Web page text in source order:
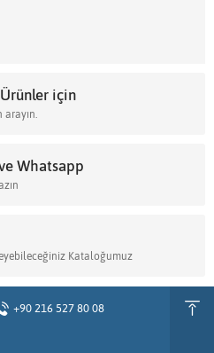
Ürünler için
arayın.
Whatsapp
Kataloğumuz
+90 216 527 80 08